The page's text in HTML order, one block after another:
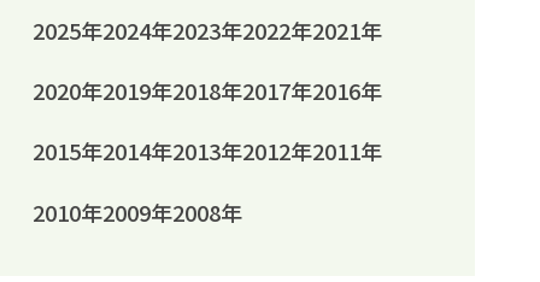
2025年2024年2023年2022年2021年
2020年2019年2018年2017年2016年
2015年2014年2013年2012年2011年
2010年2009年2008年